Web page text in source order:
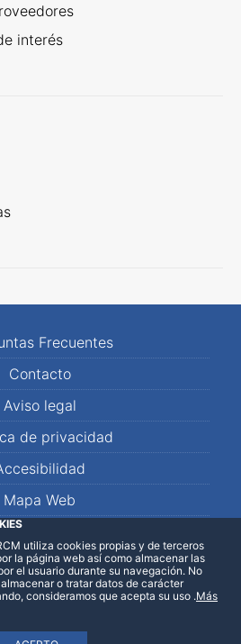
interés
Frecuentes
Contacto
Aviso legal
de privacidad
Mapa Web
utiliza cookies propias y de terceros
la página web así como almacenar las
el usuario durante su navegación. No
o tratar datos de carácter
consideramos que acepta su uso .Más